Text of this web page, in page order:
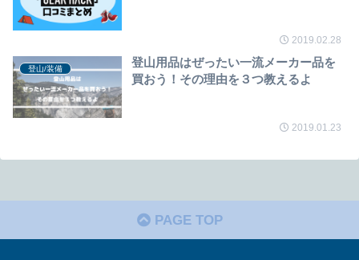
2019.02.28
登山/装備
登山用品はぜったい一流メーカー品を
買おう！その理由を３つ教えるよ
2019.01.23
PAGE TOP